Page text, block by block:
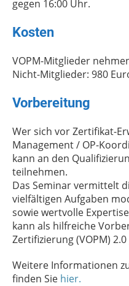
gegen 16:00 Uhr.
Kosten
VOPM-Mitglieder
Nicht-Mitglieder: 980
Vorbereitung
Wer sich vor Zertifikat-
Management / OP-
kann an den
teilnehmen.
Das Seminar vermittelt
vielfältigen Aufgaben
sowie wertvolle
kann als hilfreiche
Zertifizierung (VOPM)
Weitere Informationen
finden Sie hier.